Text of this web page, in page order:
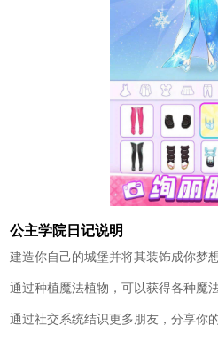
公主学院日记说明
建造你自己的城堡并将其装饰成你梦
通过种植魔法植物，可以获得各种魔
通过社交系统结识更多朋友，分享你